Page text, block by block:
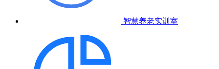
智慧养老实训室